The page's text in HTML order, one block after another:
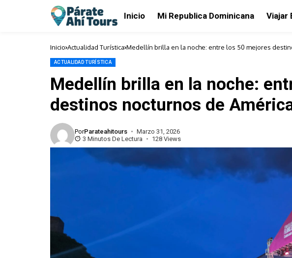
Inicio Mi Republica Dominicana Viajar
Inicio Actualidad Turística Medellín brilla en la noche: entre los 50 mejores
ACTUALIDAD TURÍSTICA
Medellín brilla en la noche:
destinos nocturnos de
PorParateahitours
Marzo 31, 2026
3 Minutos De Lectura
128 Views